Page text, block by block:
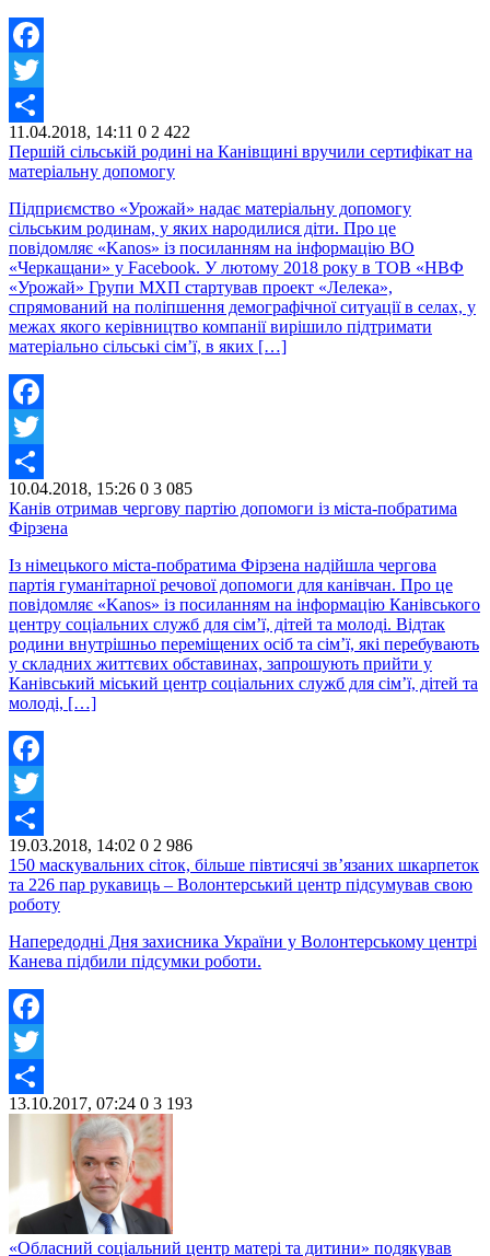
Facebook
Twitter
Share
11.04.2018, 14:11 0 2 422
Першій сільській родині на Канівщині вручили сертифікат на
матеріальну допомогу
Підприємство «Урожай» надає матеріальну допомогу
сільським родинам, у яких народилися діти. Про це
повідомляє «Kanos» із посиланням на інформацію ВО
«Черкащани» у Facebook. У лютому 2018 року в ТОВ «НВФ
«Урожай» Групи МХП стартував проект «Лелека»,
спрямований на поліпшення демографічної ситуації в селах, у
межах якого керівництво компанії вирішило підтримати
матеріально сільські сім’ї, в яких […]
Facebook
Twitter
Share
10.04.2018, 15:26 0 3 085
Канів отримав чергову партію допомоги із міста-побратима
Фірзена
Із німецького міста-побратима Фірзена надійшла чергова
партія гуманітарної речової допомоги для канівчан. Про це
повідомляє «Kanos» із посиланням на інформацію Канівського
центру соціальних служб для сім’ї, дітей та молоді. Відтак
родини внутрішньо переміщених осіб та сім’ї, які перебувають
у складних життєвих обставинах, запрошують прийти у
Канівський міський центр соціальних служб для сім’ї, дітей та
молоді, […]
Facebook
Twitter
Share
19.03.2018, 14:02 0 2 986
150 маскувальних сіток, більше півтисячі зв’язаних шкарпеток
та 226 пар рукавиць – Волонтерський центр підсумував свою
роботу
Напередодні Дня захисника України у Волонтерському центрі
Канева підбили підсумки роботи.
Facebook
Twitter
Share
13.10.2017, 07:24 0 3 193
«Обласний соціальний центр матері та дитини» подякував